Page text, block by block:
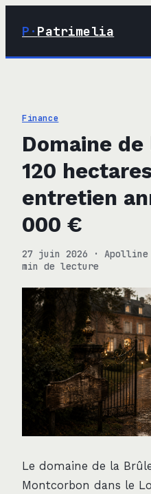
P· Patrimelia
03 · Immobilier
04 · Finance
Finance
Domaine
120
entretien
000 €
27 juin 2026 · Apolline
min de lecture
Le domaine de la
Montcorbon dans le